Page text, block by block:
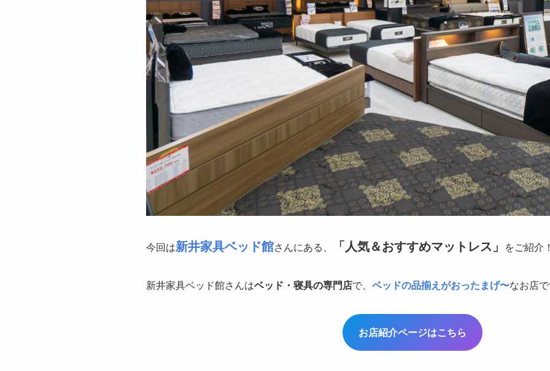
今回は新井家具ベッド館さんにある、 「人気＆おすすめマットレス」 をご紹介
新井家具ベッド館さんはベッド・寝具の専門店で、 ベッドの品揃えがおったまげ〜なお店
お店紹介ページはこちら